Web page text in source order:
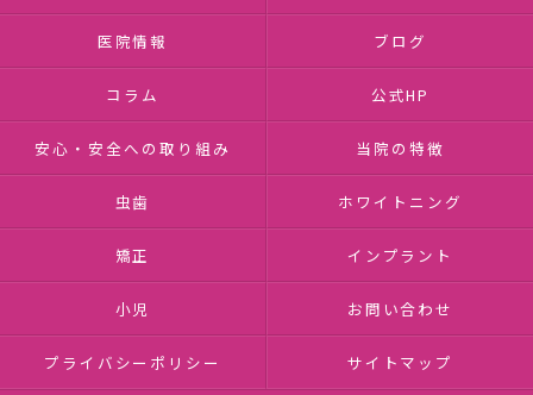
医院情報 ブログ
コラム 公式HP
安心・安全への取り組み 当院の特徴
虫歯 ホワイトニング
矯正 インプラント
小児 お問い合わせ
プライバシーポリシー サイトマップ